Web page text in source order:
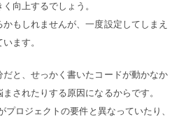
向上するでしょう。
もしれませんが、一度設定してしまえ
ます。
と、せっかく書いたコードが動かなか
されたりする原因になるからです。
プロジェクトの要件と異なっていたり、